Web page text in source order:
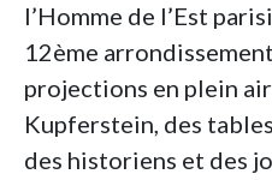
l’Homme de l’Est
12ème
projections en plein
Kupferstein, des
des historiens et des